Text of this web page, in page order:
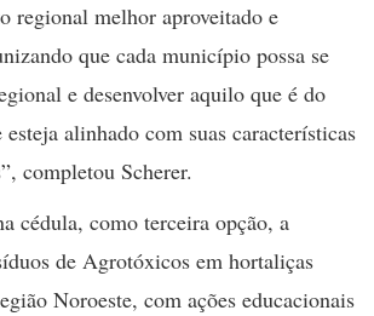
regional melhor aproveitado e
que cada município possa se
e desenvolver aquilo que é do
alinhado com suas características
completou Scherer.
cédula, como terceira opção, a
de Agrotóxicos em hortaliças
Noroeste, com ações educacionais